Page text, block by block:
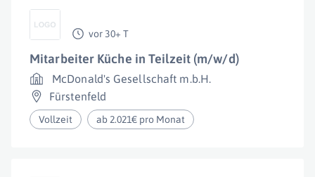
vor 30+ T
Mitarbeiter Küche in Teilzeit (m/w/d)
McDonald's Gesellschaft m.b.H.
Fürstenfeld
Vollzeit ab 2.021€ pro Monat